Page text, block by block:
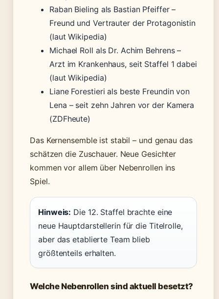
Raban Bieling als Bastian Pfeiffer –
Freund und Vertrauter der Protagonistin
(laut Wikipedia)
Michael Roll als Dr. Achim Behrens –
Arzt im Krankenhaus, seit Staffel 1 dabei
(laut Wikipedia)
Liane Forestieri als beste Freundin von
Lena – seit zehn Jahren vor der Kamera
(ZDFheute)
Das Kernensemble ist stabil – und genau das
schätzen die Zuschauer. Neue Gesichter
kommen vor allem über Nebenrollen ins
Spiel.
Hinweis: Die 12. Staffel brachte eine
neue Hauptdarstellerin für die Titelrolle,
aber das etablierte Team blieb
größtenteils erhalten.
Welche Nebenrollen sind aktuell besetzt?